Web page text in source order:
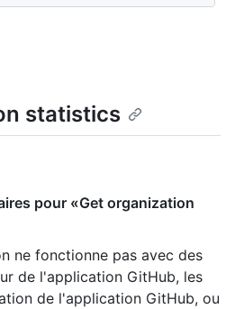
statistics
pour «Get organization
ne fonctionne pas avec des
de l'application GitHub, les
de l'application GitHub, ou